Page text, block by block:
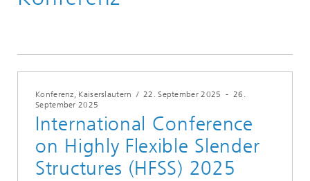
Konferenz, Kaiserslautern /22. September 2025 - 26.
September 2025
International Conference
on Highly Flexible Slender
Structures (HFSS) 2025